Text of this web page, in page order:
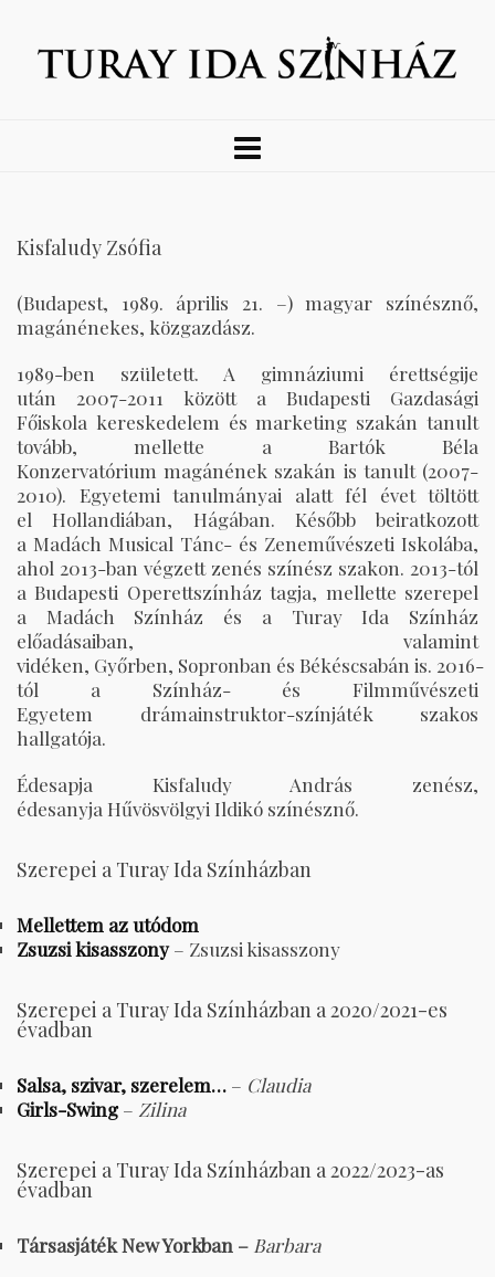
Kisfaludy Zsófia
(Budapest, 1989. április 21. –) magyar színésznő,
magánénekes, közgazdász.
1989-ben született. A gimnáziumi érettségije
után 2007-2011 között a Budapesti Gazdasági
Főiskola kereskedelem és marketing szakán tanult
tovább, mellette a Bartók Béla
Konzervatórium magánének szakán is tanult (2007-
2010). Egyetemi tanulmányai alatt fél évet töltött
el Hollandiában, Hágában. Később beiratkozott
a Madách Musical Tánc- és Zeneművészeti Iskolába,
ahol 2013-ban végzett zenés színész szakon. 2013-tól
a Budapesti Operettszínház tagja, mellette szerepel
a Madách Színház és a Turay Ida Színház
előadásaiban, valamint
vidéken, Győrben, Sopronban és Békéscsabán is. 2016-
tól a Színház- és Filmművészeti
Egyetem drámainstruktor-színjáték szakos
hallgatója.
Édesapja Kisfaludy András zenész,
édesanyja Hűvösvölgyi Ildikó színésznő.
Szerepei a Turay Ida Színházban
Mellettem az utódom
Zsuzsi kisasszony– Zsuzsi kisasszony
Szerepei a Turay Ida Színházban a 2020/2021-es
évadban
Salsa, szivar, szerelem… – Claudia
Girls-Swing– Zilina
Szerepei a Turay Ida Színházban a 2022/2023-as
évadban
Társasjáték New Yorkban – Barbara